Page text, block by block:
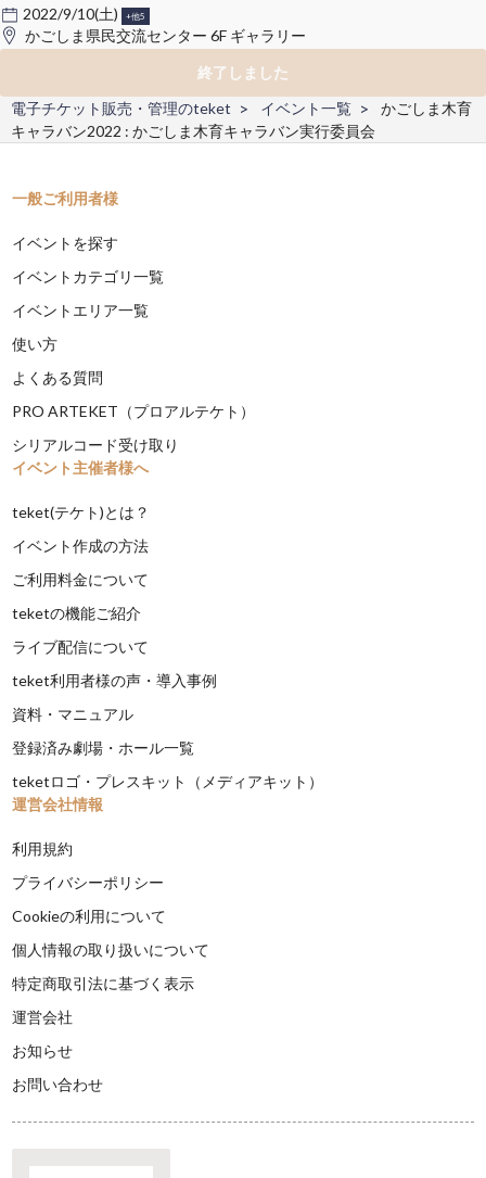
2022/9/10(土) +他5
かごしま県民交流センター 6F ギャラリー
終了しました
電子チケット販売・管理のteket
イベント一覧
かごしま木育
キャラバン2022 : かごしま木育キャラバン実行委員会
一般ご利用者様
イベントを探す
イベントカテゴリ一覧
イベントエリア一覧
使い方
よくある質問
PRO ARTEKET（プロアルテケト）
シリアルコード受け取り
イベント主催者様へ
teket(テケト)とは？
イベント作成の方法
ご利用料金について
teketの機能ご紹介
ライブ配信について
teket利用者様の声・導入事例
資料・マニュアル
登録済み劇場・ホール一覧
teketロゴ・プレスキット（メディアキット）
運営会社情報
利用規約
プライバシーポリシー
Cookieの利用について
個人情報の取り扱いについて
特定商取引法に基づく表示
運営会社
お知らせ
お問い合わせ